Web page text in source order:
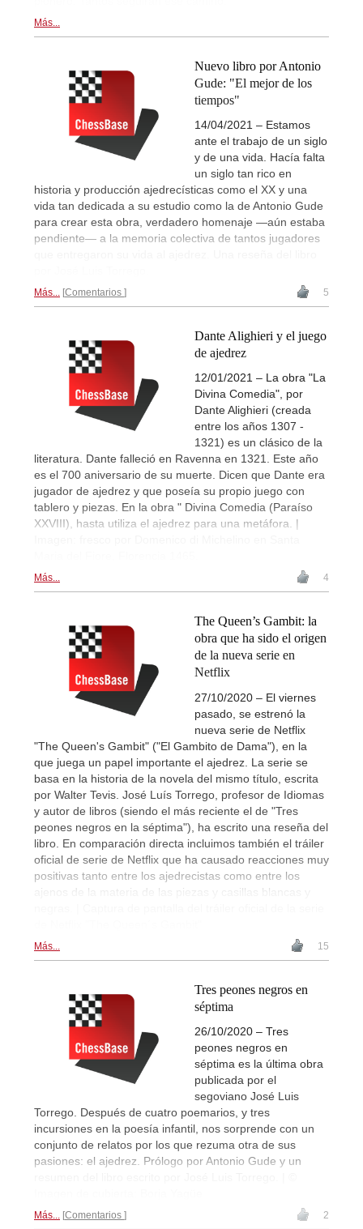
Más...
Nuevo libro por Antonio
Gude: "El mejor de los
tiempos"
14/04/2021 – Estamos
ante el trabajo de un siglo
y de una vida. Hacía falta
un siglo tan rico en
historia y producción ajedrecísticas como el XX y una
vida tan dedicada a su estudio como la de Antonio Gude
para crear esta obra, verdadero homenaje —aún estaba
pendiente— a la memoria colectiva de tantos jugadores
Más... Comentarios 5
Dante Alighieri y el juego
de ajedrez
12/01/2021 – La obra "La
Divina Comedia", por
Dante Alighieri (creada
entre los años 1307 -
1321) es un clásico de la
literatura. Dante falleció en Ravenna en 1321. Este año
es el 700 aniversario de su muerte. Dicen que Dante era
jugador de ajedrez y que poseía su propio juego con
tablero y piezas. En la obra " Divina Comedia (Paraíso
XXVIII), hasta utiliza el ajedrez para una metáfora. |
Más... 4
The Queen’s Gambit: la
obra que ha sido el origen
de la nueva serie en
Netflix
27/10/2020 – El viernes
pasado, se estrenó la
nueva serie de Netflix
"The Queen's Gambit" ("El Gambito de Dama"), en la
que juega un papel importante el ajedrez. La serie se
basa en la historia de la novela del mismo título, escrita
por Walter Tevis. José Luís Torrego, profesor de Idiomas
y autor de libros (siendo el más reciente el de "Tres
peones negros en la séptima"), ha escrito una reseña del
libro. En comparación directa incluimos también el tráiler
oficial de serie de Netflix que ha causado reacciones muy
positivas tanto entre los ajedrecistas como entre los
ajenos de la materia de las piezas y casillas blancas y
Más... 15
Tres peones negros en
séptima
26/10/2020 – Tres
peones negros en
séptima es la última obra
publicada por el
segoviano José Luis
Torrego. Después de cuatro poemarios, y tres
incursiones en la poesía infantil, nos sorprende con un
conjunto de relatos por los que rezuma otra de sus
pasiones: el ajedrez. Prólogo por Antonio Gude y un
Más... Comentarios 2